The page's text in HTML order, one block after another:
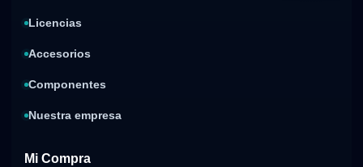
Licencias
Accesorios
Componentes
Nuestra empresa
Mi Compra